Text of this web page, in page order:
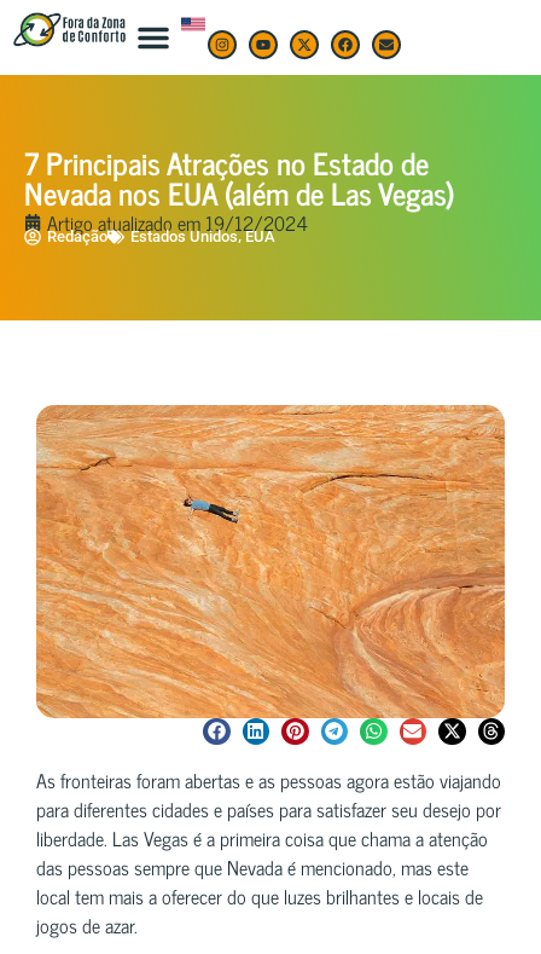
7 Principais Atrações no Estado de
Nevada nos EUA (além de Las Vegas)
Artigo atualizado em19/12/2024
Redação Estados Unidos,EUA
As fronteiras foram abertas e as pessoas agora estão viajando
para diferentes cidades e países para satisfazer seu desejo por
liberdade. Las Vegas é a primeira coisa que chama a atenção
das pessoas sempre que Nevada é mencionado, mas este
local tem mais a oferecer do que luzes brilhantes e locais de
jogos de azar.